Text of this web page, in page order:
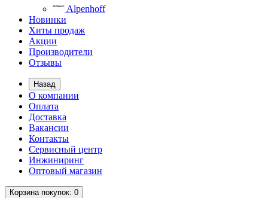
Alpenhoff
Новинки
Хиты продаж
Акции
Производители
Отзывы
Назад
О компании
Оплата
Доставка
Вакансии
Контакты
Сервисный центр
Инжиниринг
Оптовый магазин
Корзинапокупок: 0